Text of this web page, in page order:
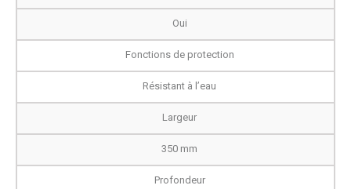
Oui
Fonctions de protection
Résistant à l’eau
Largeur
350 mm
Profondeur